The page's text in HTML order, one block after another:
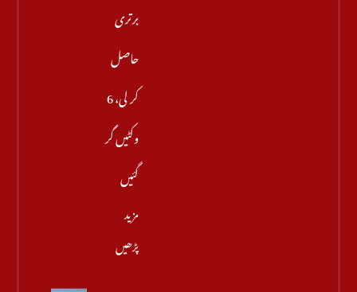
برتری
حاصل
کر لی، 6
وکٹیں گر
گئیں
مزید
پڑھیں